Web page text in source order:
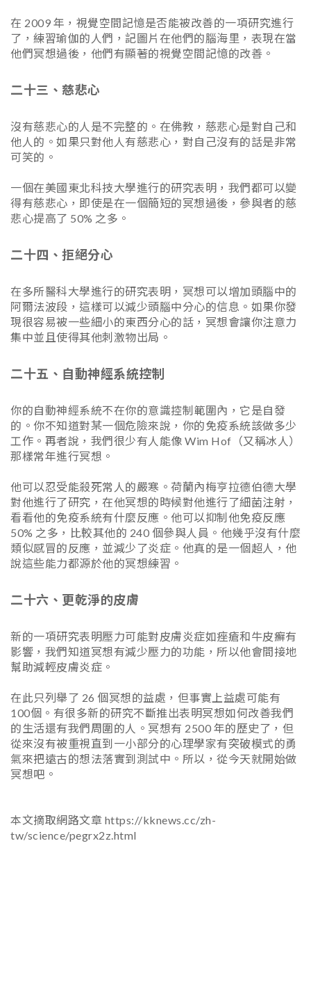
在 2009 年，視覺空間記憶是否能被改善的一項研究進行
了，練習瑜伽的人們，記圖片在他們的腦海里，表現在當
他們冥想過後，他們有顯著的視覺空間記憶的改善。
二十三、慈悲心
沒有慈悲心的人是不完整的。在佛教，慈悲心是對自己和
他人的。如果只對他人有慈悲心，對自己沒有的話是非常
可笑的。
一個在美國東北科技大學進行的研究表明，我們都可以變
得有慈悲心，即使是在一個簡短的冥想過後，參與者的慈
悲心提高了 50% 之多。
二十四、拒絕分心
在多所醫科大學進行的研究表明，冥想可以增加頭腦中的
阿爾法波段，這樣可以減少頭腦中分心的信息。如果你發
現很容易被一些細小的東西分心的話，冥想會讓你注意力
集中並且使得其他刺激物出局。
二十五、自動神經系統控制
你的自動神經系統不在你的意識控制範圍內，它是自發
的。你不知道對某一個危險來說，你的免疫系統該做多少
工作。再者說，我們很少有人能像 Wim Hof（又稱冰人）
那樣常年進行冥想。
他可以忍受能殺死常人的嚴寒。荷蘭內梅亨拉德伯德大學
對他進行了研究，在他冥想的時候對他進行了細菌注射，
看看他的免疫系統有什麼反應。他可以抑制他免疫反應
50% 之多，比較其他的 240 個參與人員。他幾乎沒有什麼
類似感冒的反應，並減少了炎症。他真的是一個超人，他
說這些能力都源於他的冥想練習。
二十六、更乾淨的皮膚
新的一項研究表明壓力可能對皮膚炎症如痤瘡和牛皮癬有
影響，我們知道冥想有減少壓力的功能，所以他會間接地
幫助減輕皮膚炎症。
在此只列舉了 26 個冥想的益處，但事實上益處可能有
100個。有很多新的研究不斷推出表明冥想如何改善我們
的生活還有我們周圍的人。冥想有 2500 年的歷史了，但
從來沒有被重視直到一小部分的心理學家有突破模式的勇
氣來把遠古的想法落實到測試中。所以，從今天就開始做
冥想吧。
本文摘取網路文章 https://kknews.cc/zh-
tw/science/pegrx2z.html